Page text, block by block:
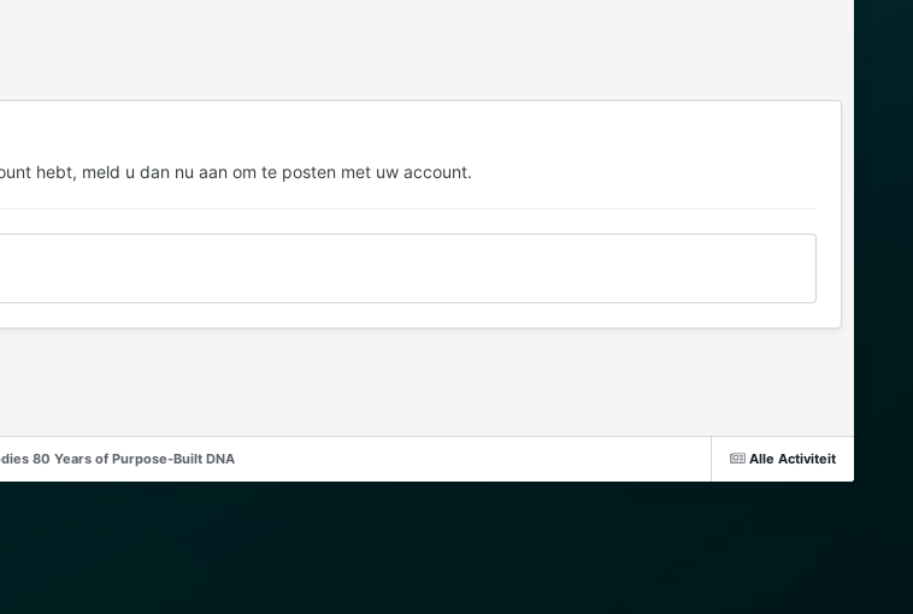
hebt, meld u dan nu aan om te posten met uw account.
Alle Activiteit
80 Years of Purpose-Built DNA